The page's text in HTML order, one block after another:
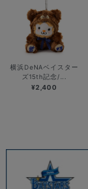
横浜DeNAベイスター
ズ15th記念/...
¥2,400